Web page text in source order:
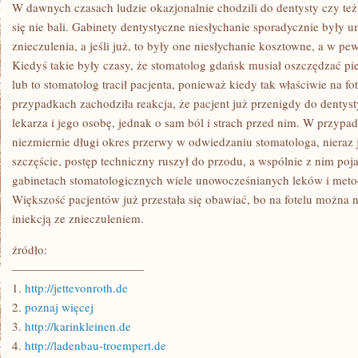
MUSZĄ
ZDAWAĆ
SOBIE
SPRAWĘ,
ŻE
PACJENT
RÓWNIEŻ
INNY
W dawnych czasach ludzie okazjonalnie chodzili do dentysty czy
się nie bali. Gabinety dentystyczne niesłychanie sporadycznie były
znieczulenia, a jeśli już, to były one niesłychanie kosztowne, a w
Kiedyś takie były czasy, że stomatolog gdańsk musiał oszczędzać
lub to stomatolog tracił pacjenta, ponieważ kiedy tak właściwie na
przypadkach zachodziła reakcja, że pacjent już przenigdy do
lekarza i jego osobę, jednak o sam ból i strach przed nim. W
niezmiernie długi okres przerwy w odwiedzaniu stomatologa,
szczęście, postęp techniczny ruszył do przodu, a wspólnie z nim
gabinetach stomatologicznych wiele unowocześnianych leków i
Większość pacjentów już przestała się obawiać, bo na fotelu można
iniekcją ze znieczuleniem.
źródło:
———————————
1. http://jettevonroth.de
2. poznaj więcej
3. http://karinkleinen.de
4. http://ladenbau-troempert.de